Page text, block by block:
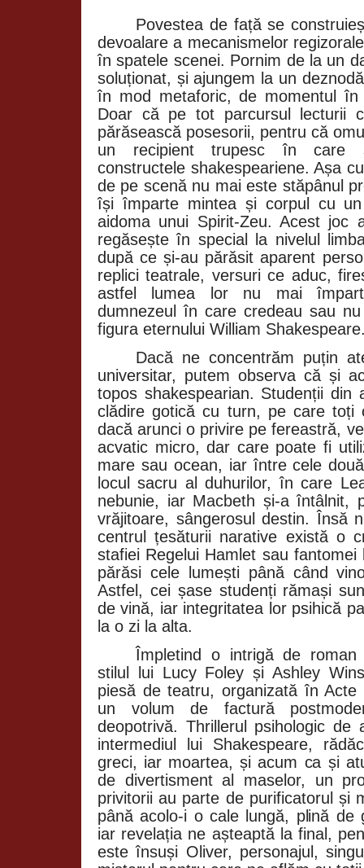
Povestea de față se
devoalare a mecanismelor
în spatele scenei. Pornim de la un
soluționat, și ajungem la un
în mod metaforic, de momentul
Doar că pe tot parcursul lecturii
părăsească posesorii, pentru că
un recipient trupesc în care
constructele shakespeariene. Așa
de pe scenă nu mai este stăpânul
își împarte mintea și corpul cu
aidoma unui Spirit-Zeu. Acest joc
regăsește în special la nivelul
după ce și-au părăsit aparent
replici teatrale, versuri ce aduc,
astfel lumea lor nu mai
dumnezeul în care credeau sau
figura eternului William
Dacă ne concentrăm puțin
universitar, putem observa că și
topos shakespearian. Studenții din
clădire gotică cu turn, pe care toți
dacă arunci o privire pe fereastră,
acvatic micro, dar care poate fi
mare sau ocean, iar între cele
locul sacru al duhurilor, în care
nebunie, iar Macbeth și-a întâlnit,
vrăjitoare, sângerosul destin. Însă
centrul țesăturii narative există o
stafiei Regelui Hamlet sau
părăsi cele lumești până când
Astfel, cei șase studenți rămași
de vină, iar integritatea lor psihică
la o zi la alta.
Împletind o intrigă de roman
stilul lui Lucy Foley și Ashley
piesă de teatru, organizată în
un volum de factură
deopotrivă. Thrillerul psihologic de
intermediul lui Shakespeare,
greci, iar moartea, și acum ca și
de divertisment al maselor, un
privitorii au parte de purificatorul și
până acolo-i o cale lungă, plină de
iar revelația ne așteaptă la final,
este însuși Oliver, personajul,